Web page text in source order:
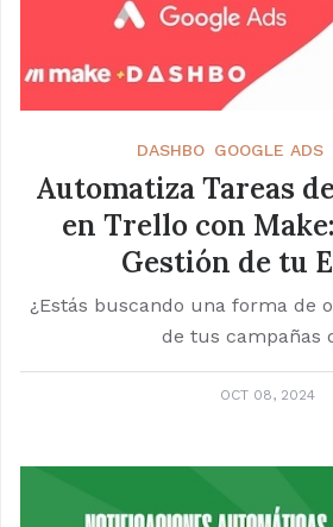
DASHBO GOOGLE ADS
Automatiza Tareas
en Trello con
Gestión de tu
¿Estás buscando una forma de
de tus campañas
OCT 08, 2024